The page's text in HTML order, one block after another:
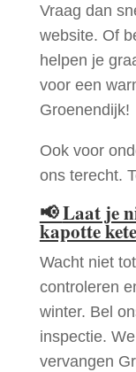
Vraag dan
website. Of
helpen je
voor een
Groenendijk!
Ook voor
ons terecht.
📢Laat je
kapotte
Wacht niet
controleren
winter. Bel
inspectie.
vervangen